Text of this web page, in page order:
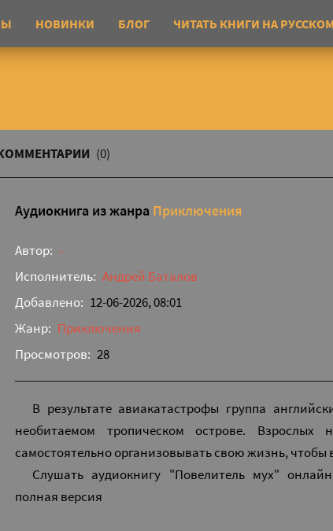
НОВИНКИ БЛОГ ЧИТАТЬ КНИГИ НА
(0)
Аудиокнига из жанра Приключения
Автор: -
Исполнитель: Андрей Баталов
Добавлено: 12-06-2026, 08:01
Жанр: Приключения
Просмотров: 28
В результате авиакатастрофы группа
необитаемом тропическом острове. Взрослых
самостоятельно организовывать свою жизнь,
Слушать аудиокнигу "Повелитель мух"
полная версия